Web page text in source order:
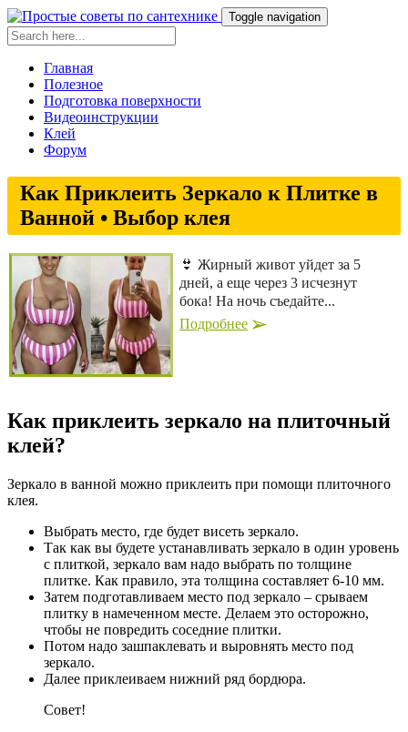
Toggle navigation
Главная
Полезное
Подготовка поверхности
Видеоинструкции
Клей
Форум
Как Приклеить Зеркало к Плитке в
Ванной • Выбор клея
👙 Жирный живот уйдет за 5
дней, а еще через 3 исчезнут
бока! На ночь съедайте...
Подробнее
Как приклеить зеркало на плиточный
клей?
Зеркало в ванной можно приклеить при помощи плиточного
клея.
Выбрать место, где будет висеть зеркало.
Так как вы будете устанавливать зеркало в один уровень
с плиткой, зеркало вам надо выбрать по толщине
плитке. Как правило, эта толщина составляет 6-10 мм.
Затем подготавливаем место под зеркало – срываем
плитку в намеченном месте. Делаем это осторожно,
чтобы не повредить соседние плитки.
Потом надо зашпаклевать и выровнять место под
зеркало.
Далее приклеиваем нижний ряд бордюра.
Совет!